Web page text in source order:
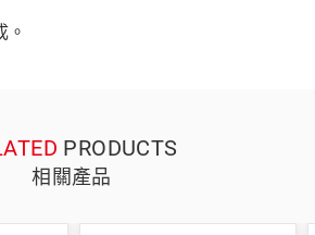
PRODUCTS
相關產品